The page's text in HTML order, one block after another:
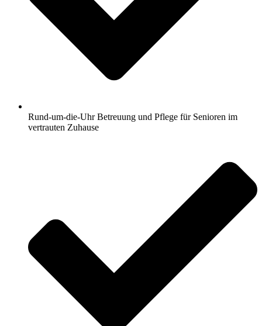
Rund-um-die-Uhr Betreuung und Pflege für Senioren im
vertrauten Zuhause